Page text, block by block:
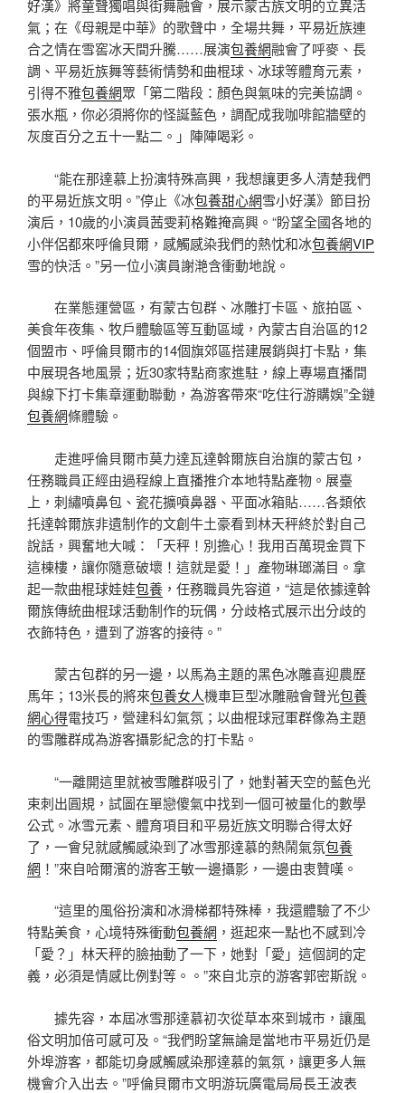
好漢》將童聲獨唱與街舞融會，展示蒙古族文明的立異活
氣；在《母親是中華》的歌聲中，全場共舞，平易近族連
合之情在雪窖冰天間升騰……展演包養網融會了呼麥、長
調、平易近族舞等藝術情勢和曲棍球、冰球等體育元素，
引得不雅包養網眾「第二階段：顏色與氣味的完美協調。
張水瓶，你必須將你的怪誕藍色，調配成我咖啡館牆壁的
灰度百分之五十一點二。」陣陣喝彩。
“能在那達慕上扮演特殊高興，我想讓更多人清楚我們
的平易近族文明。”停止《冰包養甜心網雪小好漢》節目扮
演后，10歲的小演員茜雯莉格難掩高興。“盼望全國各地的
小伴侶都來呼倫貝爾，感觸感染我們的熱忱和冰包養網VIP
雪的快活。”另一位小演員謝滟含衝動地說。
在業態運營區，有蒙古包群、冰雕打卡區、旅拍區、
美食年夜集、牧戶體驗區等互動區域，內蒙古自治區的12
個盟市、呼倫貝爾市的14個旗郊區搭建展銷與打卡點，集
中展現各地風景；近30家特點商家進駐，線上專場直播間
與線下打卡集章運動聯動，為游客帶來“吃住行游購娛”全鏈
包養網條體驗。
走進呼倫貝爾市莫力達瓦達斡爾族自治旗的蒙古包，
任務職員正經由過程線上直播推介本地特點產物。展臺
上，刺繡噴鼻包、瓷花擴噴鼻器、平面冰箱貼……各類依
托達斡爾族非遺制作的文創牛土豪看到林天秤終於對自己
說話，興奮地大喊：「天秤！別擔心！我用百萬現金買下
這棟樓，讓你隨意破壞！這就是愛！」產物琳瑯滿目。拿
起一款曲棍球娃娃包養 ，任務職員先容道，“這是依據達斡
爾族傳統曲棍球活動制作的玩偶，分歧格式展示出分歧的
衣飾特色，遭到了游客的接待。”
蒙古包群的另一邊，以馬為主題的黑色冰雕喜迎農歷
馬年；13米長的將來包養女人機車巨型冰雕融會聲光包養
網心得電技巧，營建科幻氣氛；以曲棍球冠軍群像為主題
的雪雕群成為游客攝影紀念的打卡點。
“一離開這里就被雪雕群吸引了，她對著天空的藍色光
束刺出圓規，試圖在單戀傻氣中找到一個可被量化的數學
公式。冰雪元素、體育項目和平易近族文明聯合得太好
了，一會兒就感觸感染到了冰雪那達慕的熱鬧氣氛包養
網 ！”來自哈爾濱的游客王敏一邊攝影，一邊由衷贊嘆。
“這里的風俗扮演和冰滑梯都特殊棒，我還體驗了不少
特點美食，心境特殊衝動包養網 ，逛起來一點也不感到冷
「愛？」林天秤的臉抽動了一下，她對「愛」這個詞的定
義，必須是情感比例對等。。”來自北京的游客郭密斯說。
據先容，本屆冰雪那達慕初次從草本來到城市，讓風
俗文明加倍可感可及。“我們盼望無論是當地市平易近仍是
外埠游客，都能切身感觸感染那達慕的氣氛，讓更多人無
機會介入出去。”呼倫貝爾市文明游玩廣電局局長王波表